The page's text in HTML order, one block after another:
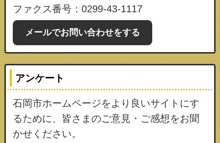
ファクス番号：0299-43-1117
メールでお問い合わせをする
アンケート
石岡市ホームページをより良いサイトにす
るために、皆さまのご意見・ご感想をお聞
かせください。